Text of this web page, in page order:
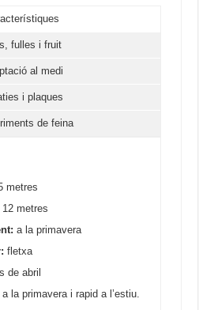
fulles i fruit
al medi
i plaques
de feina
metres
metres
a la primavera
fletxa
de abril
a la primavera i rapid a l’estiu.